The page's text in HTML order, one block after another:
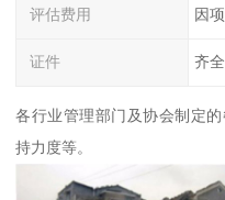
评估费用 因
证件 齐全
各行业管理部门及协会制定
持力度等。